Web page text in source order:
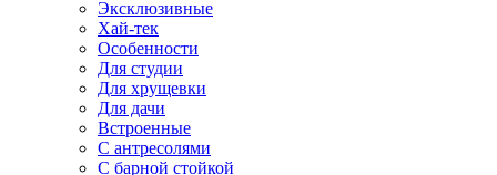
Эксклюзивные
Хай-тек
Особенности
Для студии
Для хрущевки
Для дачи
Встроенные
С антресолями
С барной стойкой